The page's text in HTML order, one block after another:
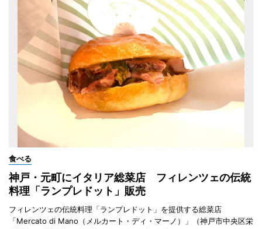
食べる
神戸・元町にイタリア総菜店 フィレンツェの伝統
料理「ランプレドット」販売
フィレンツェの伝統料理「ランプレドット」を提供する総菜店
「Mercato di Mano（メルカート・ディ・マーノ）」（神戸市中央区栄